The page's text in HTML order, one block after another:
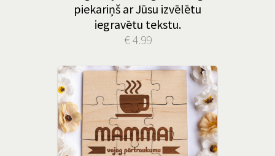
piekariņš ar Jūsu izvēlētu
iegravētu tekstu.
€ 4.99